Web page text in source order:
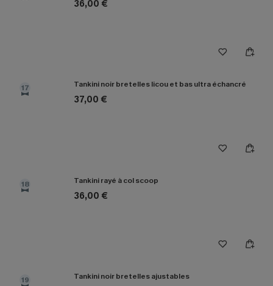
36,00 €
17 Tankini noir bretelles licou et bas ultra échancré
37,00 €
18 Tankini rayé à col scoop
36,00 €
19 Tankini noir bretelles ajustables